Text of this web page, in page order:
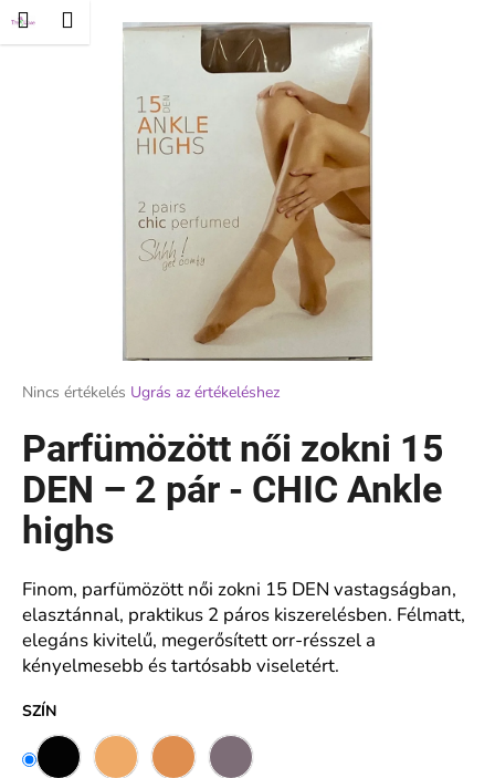
Ugrás
fő
KosárMenü
A
átlagos
értékelése
5-
ből
0,0
csillag.
Nincs értékelés Ugrás az értékeléshez
Parfümözött női zokni 15
DEN – 2 pár - CHIC Ankle
highs
Finom, parfümözött női zokni 15 DEN vastagságban,
elasztánnal, praktikus 2 páros kiszerelésben. Félmatt,
elegáns kivitelű, megerősített orr-résszel a
kényelmesebb és tartósabb viseletért.
SZÍN
K
o
KERESÉS
j
á
n
l
u